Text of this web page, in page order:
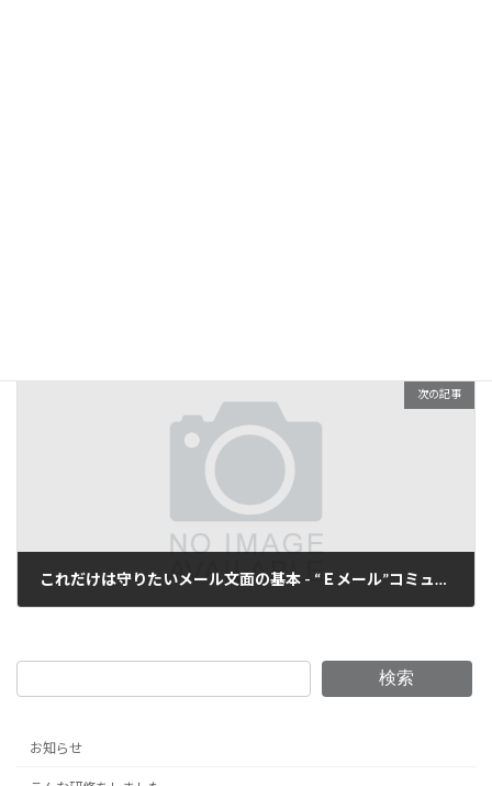
次の記事
これだけは守りたいメール文面の基本 - “Ｅメール”コミュニケーション術③
検索
お知らせ